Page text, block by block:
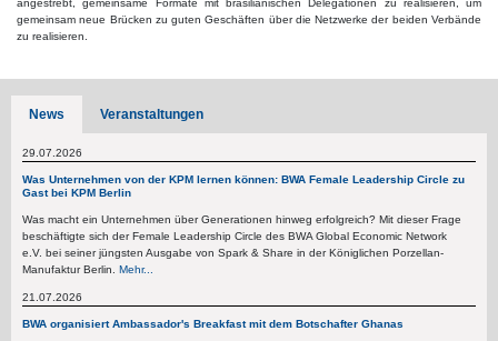
angestrebt, gemeinsame Formate mit brasilianischen Delegationen zu realisieren, um
gemeinsam neue Brücken zu guten Geschäften über die Netzwerke der beiden Verbände
zu realisieren.
News Veranstaltungen
29.07.2026
Was Unternehmen von der KPM lernen können: BWA Female Leadership Circle zu
Gast bei KPM Berlin
Was macht ein Unternehmen über Generationen hinweg erfolgreich? Mit dieser Frage
beschäftigte sich der Female Leadership Circle des BWA Global Economic Network
e.V. bei seiner jüngsten Ausgabe von Spark & Share in der Königlichen Porzellan-
Manufaktur Berlin. Mehr...
21.07.2026
BWA organisiert Ambassador's Breakfast mit dem Botschafter Ghanas